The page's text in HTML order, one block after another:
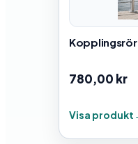
Kopplingsrör
780,00 kr
Visa produkt